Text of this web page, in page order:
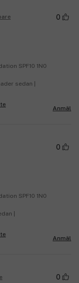
0
SPF10 1N0
sedan |
Anmäl
0
SPF10 1N0
|
Anmäl
0